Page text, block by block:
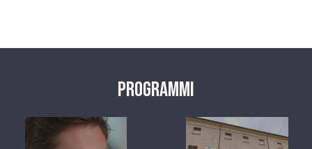
Programmi